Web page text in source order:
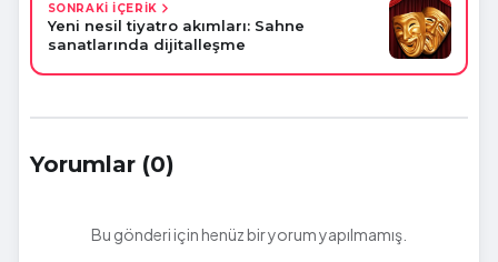
SONRAKİ İÇERİK
Yeni nesil tiyatro akımları: Sahne
sanatlarında dijitalleşme
Yorumlar (0)
Bu gönderi için henüz bir yorum yapılmamış.